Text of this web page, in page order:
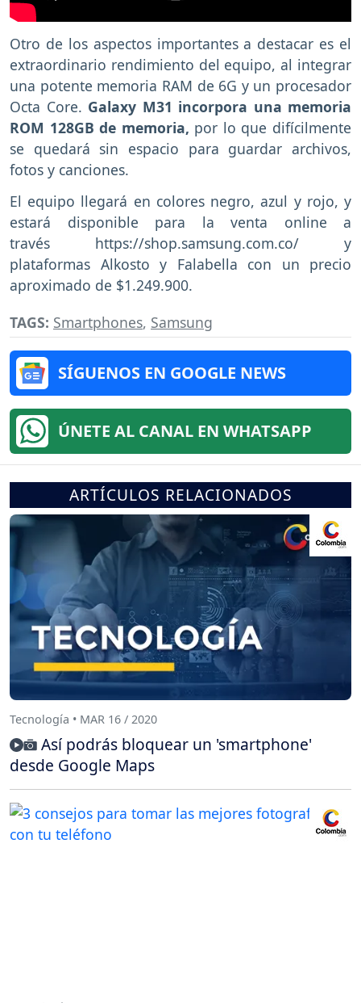
Otro de los aspectos importantes a destacar es el
extraordinario rendimiento del equipo, al integrar
una potente memoria RAM de 6G y un procesador
Octa Core. Galaxy M31 incorpora una memoria
ROM 128GB de memoria, por lo que difícilmente
se quedará sin espacio para guardar archivos,
fotos y canciones.
El equipo llegará en colores negro, azul y rojo, y
estará disponible para la venta online a
través https://shop.samsung.com.co/ y
plataformas Alkosto y Falabella con un precio
aproximado de $1.249.900.
TAGS: Smartphones, Samsung
SÍGUENOS EN GOOGLE NEWS
ÚNETE AL CANAL EN WHATSAPP
ARTÍCULOS RELACIONADOS
Tecnología • MAR 16 / 2020
Así podrás bloquear un 'smartphone'
desde Google Maps